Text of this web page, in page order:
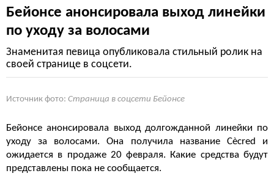
Бейонсе анонсировала выход линейки
по уходу за волосами
Знаменитая певица опубликовала стильный ролик на
своей странице в соцсети.
Источник фото: Страница в соцсети Бейонсе
Бейонсе анонсировала выход долгожданной линейки по
уходу за волосами. Она получила название Cècred и
ожидается в продаже 20 февраля. Какие средства будут
представлены пока не сообщается.